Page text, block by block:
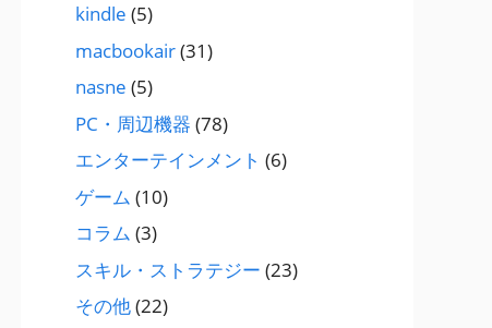
kindle (5)
macbookair(31)
nasne (5)
PC・周辺機器 (78)
エンターテインメント (6)
ゲーム (10)
コラム (3)
スキル・ストラテジー (23)
その他(22)